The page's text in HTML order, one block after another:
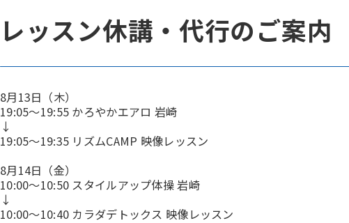
レッスン休講・代行のご案内
8月13日（木）
19:05～19:55 かろやかエアロ 岩崎
↓
19:05～19:35 リズムCAMP 映像レッスン
8月14日（金）
10:00～10:50 スタイルアップ体操 岩崎
↓
10:00～10:40 カラダデトックス 映像レッスン